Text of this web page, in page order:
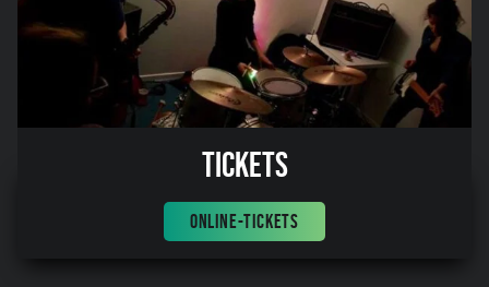
Tickets
ONLINE-TICKETS